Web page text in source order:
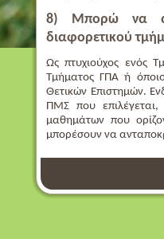
8) Μπορώ να
διαφορετικού
Ως πτυχιούχος ενός
Τμήματος ΓΠΑ ή
Θετικών Επιστημών.
ΠΜΣ που
μαθημάτων που
μπορέσουν να
bursa
bursa
bursa